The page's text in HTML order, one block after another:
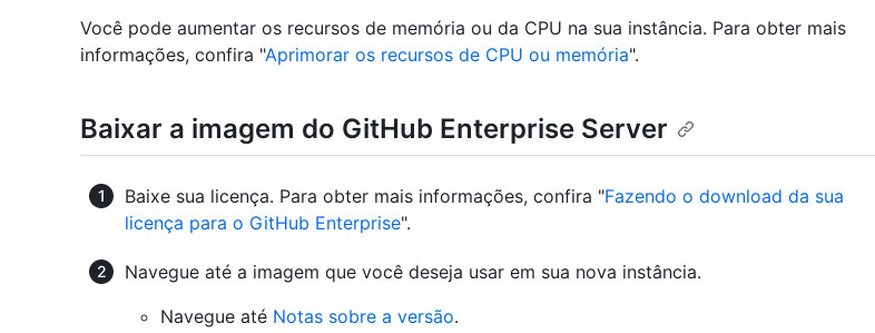
Você pode aumentar os recursos de memória ou da CPU na sua instância. Para obter mais
informações, confira "Aprimorar os recursos de CPU ou memória".
Baixar a imagem do GitHub Enterprise Server
Baixe sua licença. Para obter mais informações, confira "Fazendo o download da sua
licença para o GitHub Enterprise".
Navegue até a imagem que você deseja usar em sua nova instância.
Navegue até Notas sobre a versão.